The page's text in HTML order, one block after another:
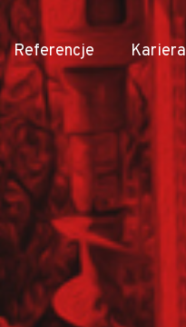
Referencje Kariera